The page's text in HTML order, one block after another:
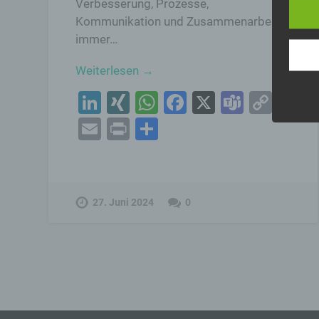
Verbesserung, Prozesse,
Kommunikation und Zusammenarbeit
immer…
Weiterlesen →
LinkedIn
XINGWhatsApp
Facebook
X Teams
Link
EmailPrint
27. Juni 2024 0
Aus